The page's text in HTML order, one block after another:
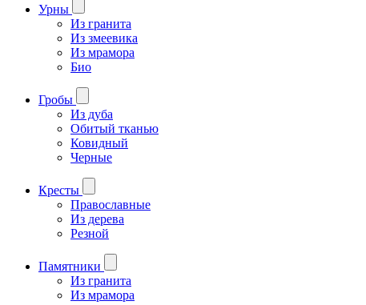
Урны
Из гранита
Из змеевика
Из мрамора
Био
Гробы
Из дуба
Обитый тканью
Ковидный
Черные
Кресты
Православные
Из дерева
Резной
Памятники
Из гранита
Из мрамора